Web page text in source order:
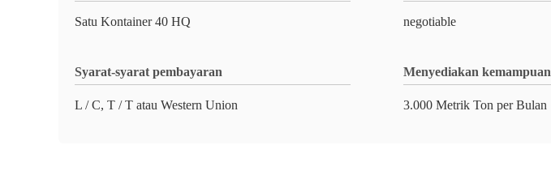
Satu Kontainer 40 HQ negotiable
Syarat-syarat pembayaran
L / C, T / T atau Western Union
Menyediakan kemampuan
3.000 Metrik Ton per Bulan